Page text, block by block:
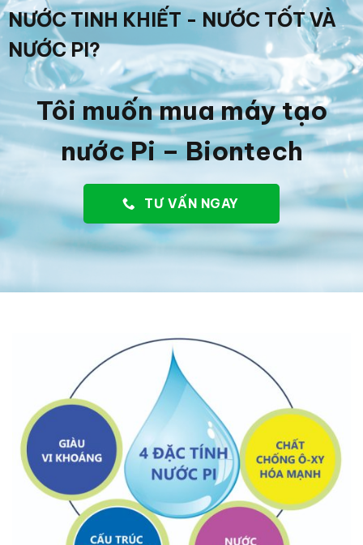
NƯỚC TINH KHIẾT - NƯỚC TỐT VÀ
NƯỚC PI?
Tôi muốn mua máy tạo
nước Pi – Biontech
TƯ VẤN NGAY